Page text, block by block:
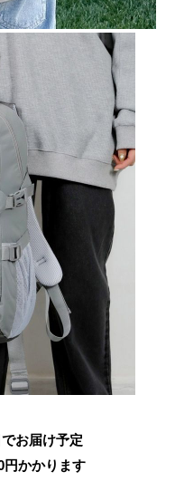
お届け予定
円かかります